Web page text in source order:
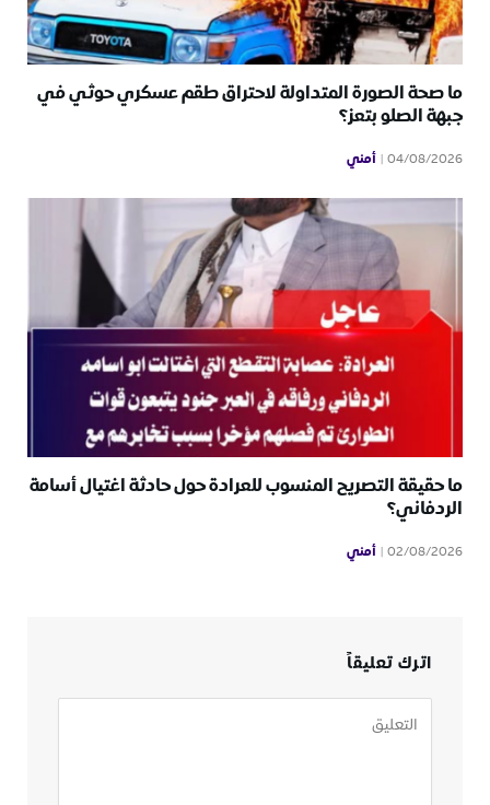
ما صحة الصورة المتداولة لاحتراق طقم عسكري حوثي في
جبهة الصلو بتعز؟
04/08/2026 أمني
ما حقيقة التصريح المنسوب للعرادة حول حادثة اغتيال أسامة
الردفاني؟
02/08/2026 أمني
اترك تعليقاً